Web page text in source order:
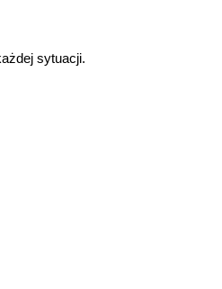
sytuacji.